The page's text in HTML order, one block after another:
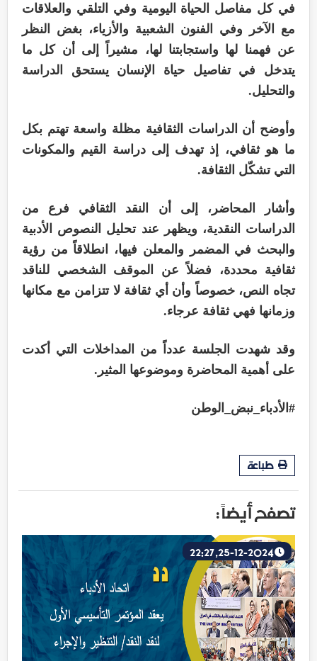
في كل مفاصل الحياة اليومية وفي التلقي والعلاقات
مع الآخر وفي الفنون الشعبية والأزياء، بغض النظر
عن فهمنا لها واستجابتنا لها، مشيراً إلى أن كل ما
يتدخل في تفاصيل حياة الإنسان يستحق الدراسة
والتحليل.
وأوضح أن الدراسات الثقافية مظلة واسعة تهتم بكل
ما هو ثقافي، إذ تهدف إلى دراسة القيم والمكونات
التي تشكّل الثقافة.
وأشار المحاضر، إلى أن النقد الثقافي فرع من
الدراسات النقدية، ويظهر عند تحليل النصوص الأدبية
والبحث في المضمر والمعلن فيها، انطلاقاً من رؤية
ثقافية محددة، فضلاً عن الموقف الشخصي للناقد
تجاه النص، خصوصاً وأن أي ثقافة لا تتزامن مع مكانها
وزمانها فهي ثقافة عرجاء.
وقد شهدت الجلسة عدداً من المداخلات التي أكدت
على أهمية المحاضرة وموضوعها المثير.
#الأدباء_نبض_الوطن
طباعة
تصفح أيضاً :